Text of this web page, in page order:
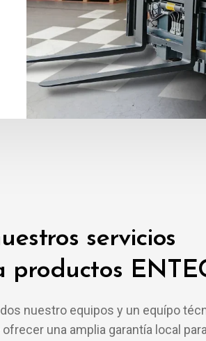
servicios
productos
nuestro equipos y un equípo
una amplia garantía local para